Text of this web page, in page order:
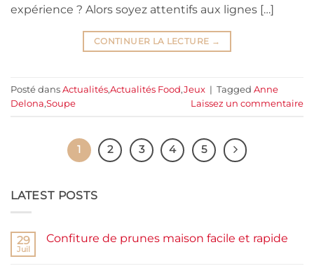
expérience ? Alors soyez attentifs aux lignes […]
CONTINUER LA LECTURE →
Posté dans Actualités,Actualités Food,Jeux | Tagged Anne
Delona,Soupe Laissez un commentaire
1 2 3 4 5
LATEST POSTS
29
Juil
Confiture de prunes maison facile et rapide